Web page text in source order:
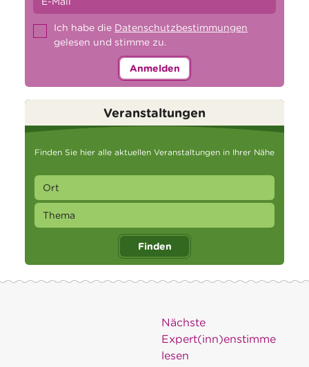
Ich habe die Datenschutzbestimmungen
gelesen und stimme zu.
Anmelden
Veranstaltungen
Finden Sie hier alle aktuellen Veranstaltungen in Ihrer Nähe
Finden
Nächste
Expert(inn)enstimme
lesen